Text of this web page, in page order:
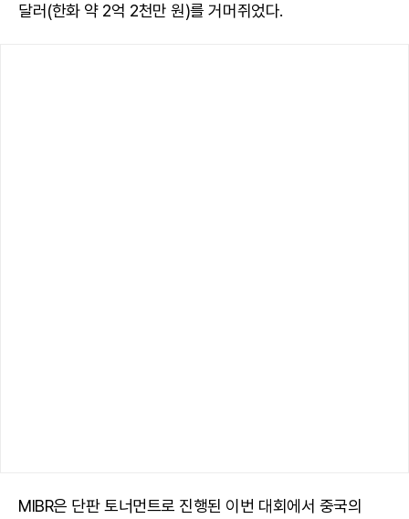
달러(한화 약 2억 2천만 원)를 거머쥐었다.
MIBR은 단판 토너먼트로 진행된 이번 대회에서 중국의